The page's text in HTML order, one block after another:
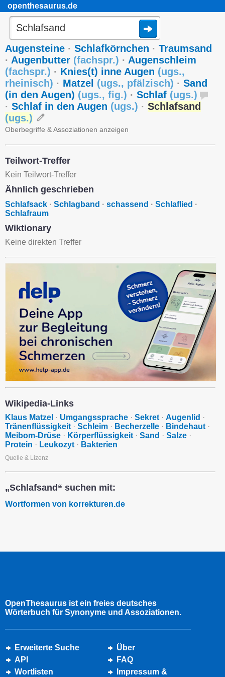
openthesaurus.de
Augensteine · Schlafkörnchen · Traumsand
· Augenbutter (fachspr.) · Augenschleim
(fachspr.) · Knies(t) inne Augen (ugs.,
rheinisch) · Matzel (ugs., pfälzisch) · Sand
(in den Augen) (ugs., fig.) · Schlaf (ugs.)
· Schlaf in den Augen (ugs.) · Schlafsand
(ugs.)
Oberbegriffe & Assoziationen anzeigen
Teilwort-Treffer
Kein Teilwort-Treffer
Ähnlich geschrieben
Schlafsack · Schlagband · schassend · Schlaflied ·
Schlafraum
Wiktionary
Keine direkten Treffer
Wikipedia-Links
Klaus Matzel · Umgangssprache · Sekret · Augenlid ·
Tränenflüssigkeit · Schleim · Becherzelle · Bindehaut ·
Meibom-Drüse · Körperflüssigkeit · Sand · Salze ·
Protein · Leukozyt · Bakterien
Quelle & Lizenz
„Schlafsand“ suchen mit:
Wortformen von korrekturen.de
OpenThesaurus ist ein freies deutsches
Wörterbuch für Synonyme und Assoziationen.
Erweiterte Suche
API
Wortlisten
Über
FAQ
Impressum &